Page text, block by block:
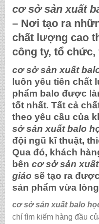
cơ sở sản xuất
– Nơi tạo ra
chất lượng cao
công ty, tổ
cơ sở sản xuất
luôn yêu tiên chất
phẩm balo được
tốt nhất. Tất cả
theo yêu cầu của
sở sản xuất balo
đội ngũ kĩ thuật,
Qua đó, khách
bên cơ sở sản
giáo sẽ tạo ra
sản phẩm vừa
cơ sở sản xuất balo
chí tìm kiếm hàng đầu